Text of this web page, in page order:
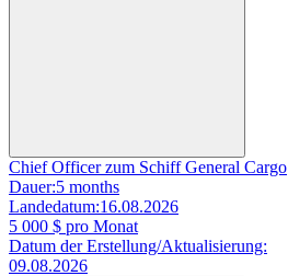
Chief Officer zum Schiff General Cargo
Dauer:5 months
Landedatum:16.08.2026
5 000 $ pro Monat
Datum der Erstellung/Aktualisierung:
09.08.2026